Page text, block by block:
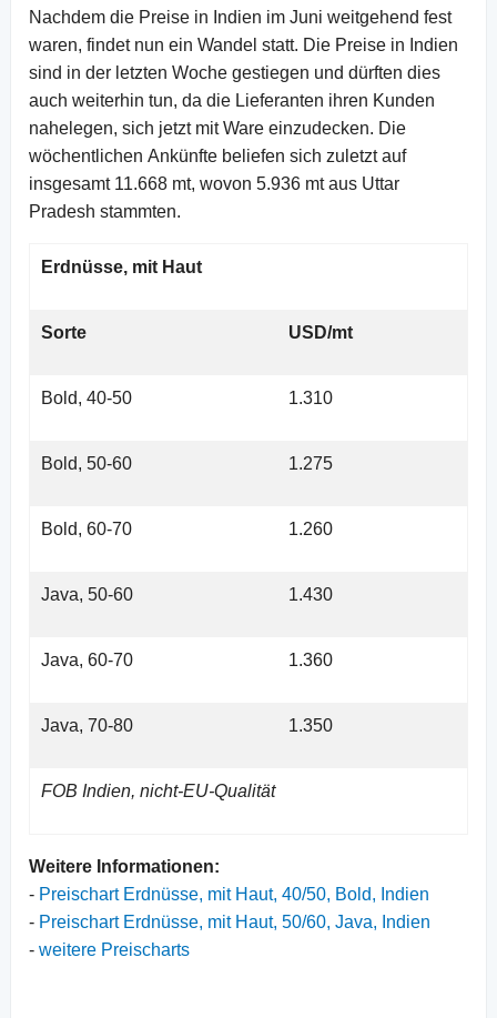
Nachdem die Preise in Indien im Juni weitgehend fest
waren, findet nun ein Wandel statt. Die Preise in Indien
sind in der letzten Woche gestiegen und dürften dies
auch weiterhin tun, da die Lieferanten ihren Kunden
nahelegen, sich jetzt mit Ware einzudecken. Die
wöchentlichen Ankünfte beliefen sich zuletzt auf
insgesamt 11.668 mt, wovon 5.936 mt aus Uttar
Pradesh stammten.
Erdnüsse, mit Haut
Sorte USD/mt
Bold, 40-50 1.310
Bold, 50-60 1.275
Bold, 60-70 1.260
Java, 50-60 1.430
Java, 60-70 1.360
Java, 70-80 1.350
FOB Indien, nicht-EU-Qualität
Weitere Informationen:
- Preischart Erdnüsse, mit Haut, 40/50, Bold, Indien
- Preischart Erdnüsse, mit Haut, 50/60, Java, Indien
- weitere Preischarts